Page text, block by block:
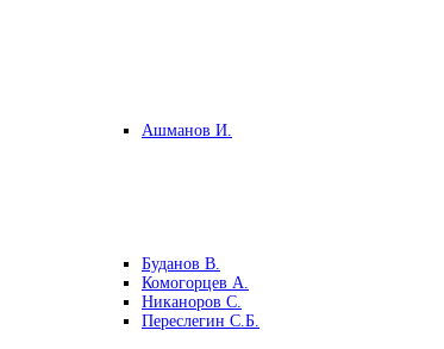
Ашманов И.
Буданов В.
Комогорцев А.
Никаноров С.
Переслегин С.Б.